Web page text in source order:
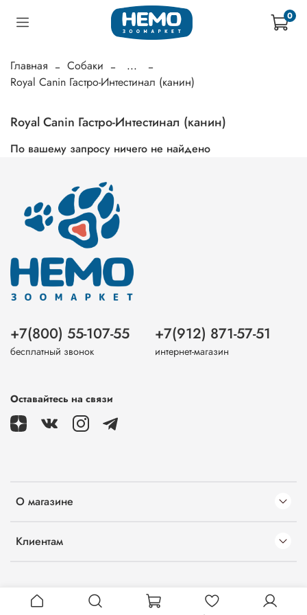
0
Главная Собаки
...
Royal Canin Гастро-Интестинал (канин)
Royal Canin Гастро-Интестинал (канин)
По вашему запросу ничего не найдено
О магазине
Клиентам
+7(800) 55-107-55
бесплатный звонок
+7(912) 871-57-51
интернет-магазин
Оставайтесь на связи